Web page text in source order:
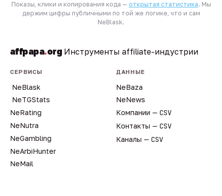
Показы, клики и копирования кода — открытая статистика. Мы
держим цифры публичными по той же логике, что и сам
NeBlask.
affpapa.org Инструменты affiliate-индустрии
СЕРВИСЫ
NeBlask
NeTGStats
NeRating
NeNutra
NeGambling
NeArbiHunter
NeMail
ДАННЫЕ
NeBaza
NeNews
Компании — CSV
Контакты — CSV
Каналы — CSV